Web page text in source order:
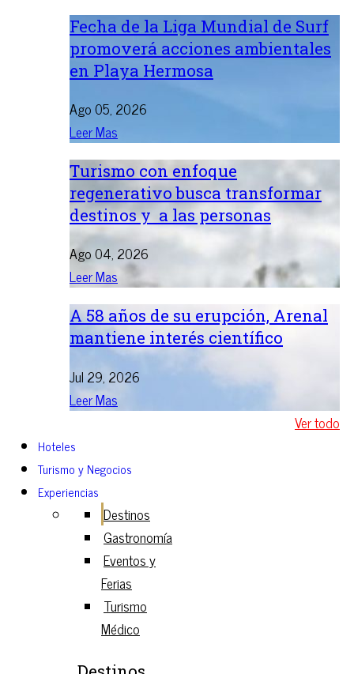
Fecha de la Liga Mundial de Surf
promoverá acciones ambientales
en Playa Hermosa
Ago 05, 2026
Leer Mas
Turismo con enfoque
regenerativo busca transformar
destinos y a las personas
Ago 04, 2026
Leer Mas
A 58 años de su erupción, Arenal
mantiene interés científico
Jul 29, 2026
Leer Mas
Ver todo
Hoteles
Turismo y Negocios
Experiencias
Destinos
Gastronomía
Eventos y
Ferias
Turismo
Médico